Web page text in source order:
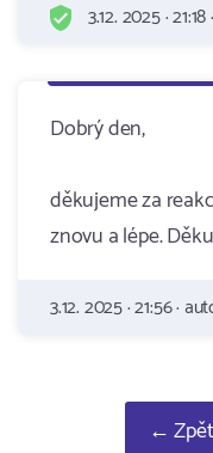
3.12. 2025 ·
Dobrý den,
děkujeme za
znovu a lépe.
3.12. 2025 · 21:56 ·
←